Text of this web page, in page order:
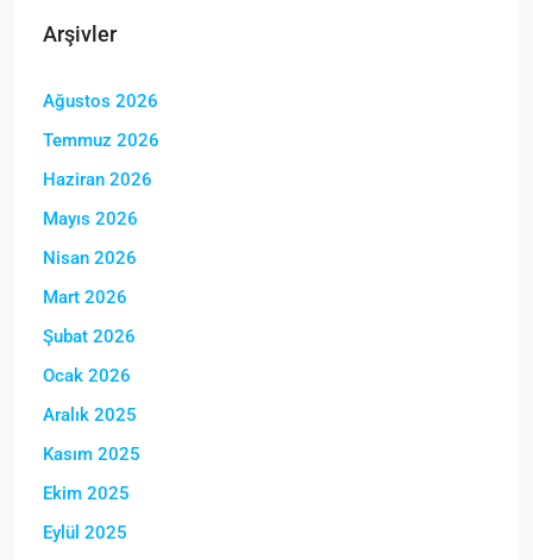
Arşivler
Ağustos 2026
Temmuz 2026
Haziran 2026
Mayıs 2026
Nisan 2026
Mart 2026
Şubat 2026
Ocak 2026
Aralık 2025
Kasım 2025
Ekim 2025
Eylül 2025